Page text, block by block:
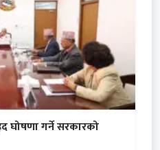
घोषणा गर्ने सरकारको